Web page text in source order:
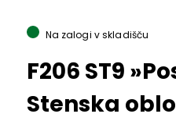
Na zalogi v skladišču
F206 ST9
Stenska